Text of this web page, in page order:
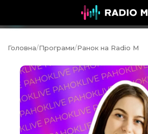
Ефір Radio M
Головна/Програми/Ранок на Radio M